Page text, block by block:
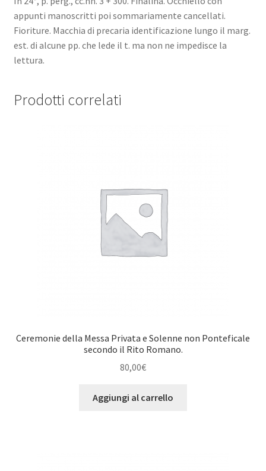
appunti manoscritti poi sommariamente cancellati.
Fioriture. Macchia di precaria identificazione lungo il marg.
est. di alcune pp. che lede il t. ma non ne impedisce la
lettura.
Prodotti correlati
Ceremonie della Messa Privata e Solenne non Ponteficale
secondo il Rito Romano.
80,00€
Aggiungi al carrello